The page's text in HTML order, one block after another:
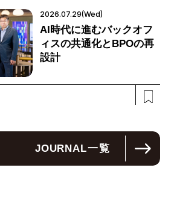
2026.07.29(Wed)
AI時代に進むバックオフ
ィスの共通化とBPOの再
設計
JOURNAL一覧